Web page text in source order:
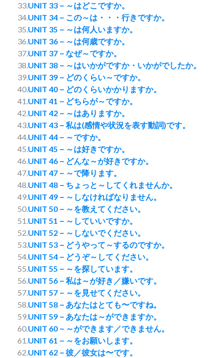
33.UNIT 33－～はどこですか。
34.UNIT 34－この～は・・・行きですか。
35.UNIT 35－～は何人いますか。
36.UNIT 36－～は何歳ですか。
37.UNIT 37－なぜ～ですか。
38.UNIT 38－～はいかがですか・いかがでしたか。
39.UNIT 39－どのくらい～ですか。
40.UNIT 40－どのくらいかかりますか。
41.UNIT 41－どちらが～ですか。
42.UNIT 42－～はありますか。
43.UNIT 43－私は(感情や状況を表す動詞)です。
44.UNIT 44－～ですか。
45.UNIT 45－～は好きですか。
46.UNIT 46－どんな～が好きですか。
47.UNIT 47－～で降ります。
48.UNIT 48－ちょっと～してくれませんか。
49.UNIT 49－～しなければなりません。
50.UNIT 50－～を教えてください。
51.UNIT 51－～していいですか。
52.UNIT 52－～しないでください。
53.UNIT 53－どうやって～するのですか。
54.UNIT 54－どうぞ～してください。
55.UNIT 55－～を探しています。
56.UNIT 56－私は～が好き／嫌いです。
57.UNIT 57－～を見せてください。
58.UNIT 58－あなたはとても〜ですね。
59.UNIT 59－あなたは～ができますか。
60.UNIT 60－～ができます／できません。
61.UNIT 61－～をお願いします。
62.UNIT 62－彼／彼女は〜です。